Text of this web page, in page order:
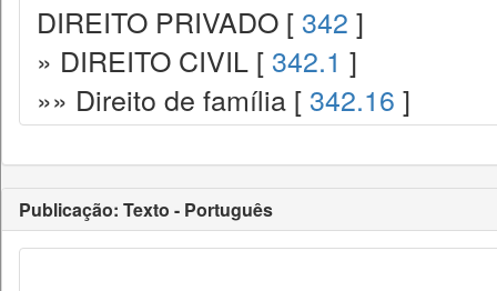
DIREITO PRIVADO [ 342 ]
» DIREITO CIVIL [ 342.1 ]
»» Direito de família [ 342.16 ]
Publicação: Texto - Português